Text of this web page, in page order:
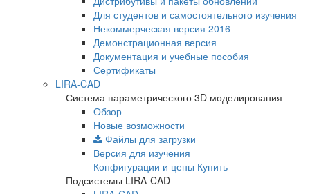
Для студентов и самостоятельного изучения
Некоммерческая версия 2016
Демонстрационная версия
Документация и учебные пособия
Сертификаты
LIRA-CAD
Система параметрического 3D моделирования
Обзор
Новые возможности
Файлы для загрузки
Версия для изучения
Конфигурации и цены Купить
Подсистемы LIRA-CAD